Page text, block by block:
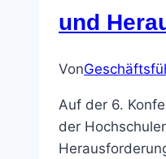
und
Von
Auf der 6.
der